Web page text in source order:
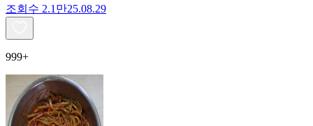
조회수 2.1만25.08.29
999+